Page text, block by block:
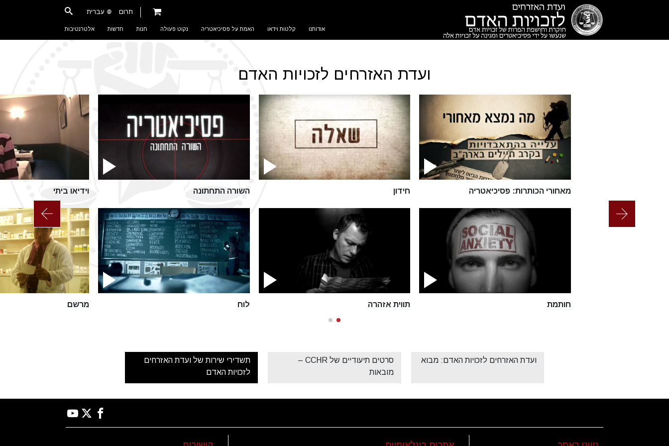
תרום עברית
אודותנו קלטות וידאו האמת על פסיכיאטריה נקוט פעולה חנות חדשות אלטרנטיבות
ועדת האזרחים לזכויות האדם
מאחורי הכותרות: פסיכיאטריה חידון השורה התחתונה
חותמת תווית אזהרה לוח
וידיאו ביתי
מרשם
ועדת האזרחים לזכויות האדם: מבוא
סרטים תיעודיים של CCHR –
מובאות
תשדירי שירות של ועדת האזרחים
לזכויות האדם